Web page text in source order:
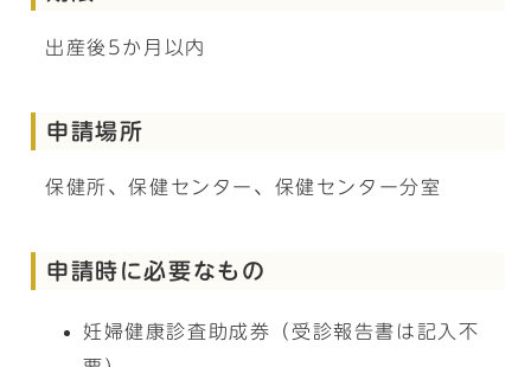
出産後5か月以内
申請場所
保健所、保健センター、保健センター分室
申請時に必要なもの
妊婦健康診査助成券（受診報告書は記入不